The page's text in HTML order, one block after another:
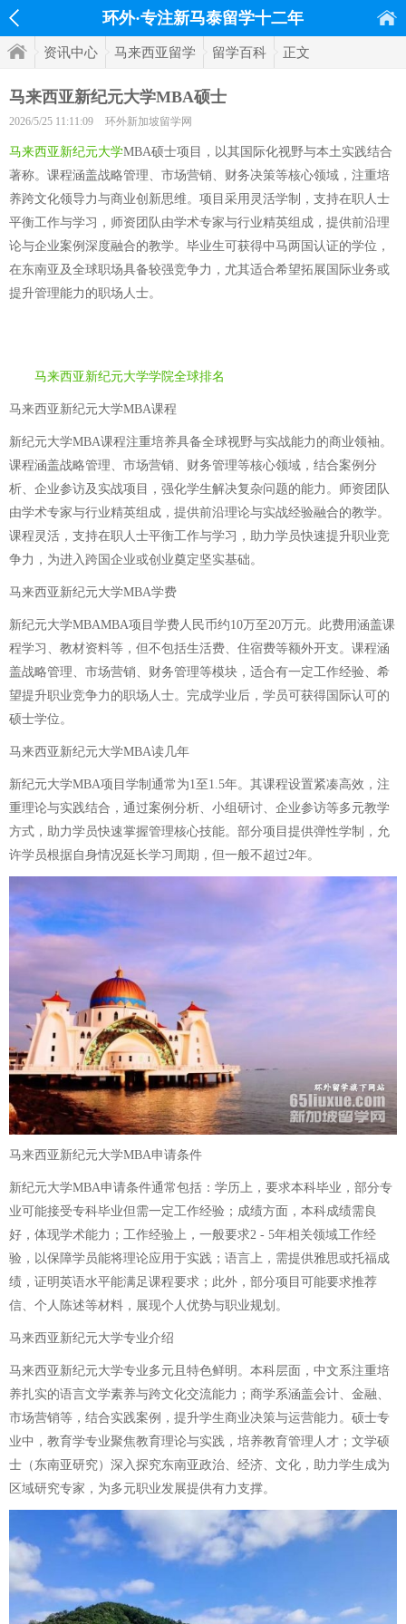
环外·专注新马泰留学十二年
资讯中心 马来西亚留学 留学百科 正文
马来西亚新纪元大学MBA硕士
2026/5/25 11:11:09 环外新加坡留学网
马来西亚新纪元大学MBA硕士项目，以其国际化视野与本土实践结合
著称。课程涵盖战略管理、市场营销、财务决策等核心领域，注重培
养跨文化领导力与商业创新思维。项目采用灵活学制，支持在职人士
平衡工作与学习，师资团队由学术专家与行业精英组成，提供前沿理
论与企业案例深度融合的教学。毕业生可获得中马两国认证的学位，
在东南亚及全球职场具备较强竞争力，尤其适合希望拓展国际业务或
提升管理能力的职场人士。
马来西亚新纪元大学学院全球排名
马来西亚 新纪元大学MBA课程
新纪元大学MBA课程注重培养具备全球视野与实战能力的商业领袖。
课程涵盖战略管理、市场营销、财务管理等核心领域，结合案例分
析、企业参访及实战项目，强化学生解决复杂问题的能力。师资团队
由学术专家与行业精英组成，提供前沿理论与实战经验融合的教学。
课程灵活，支持在职人士平衡工作与学习，助力学员快速提升职业竞
争力，为进入跨国企业或创业奠定坚实基础。
马来西亚 新纪元大学MBA学费
新纪元大学MBAMBA项目学费人民币约10万至20万元。此费用涵盖课
程学习、教材资料等，但不包括生活费、住宿费等额外开支。课程涵
盖战略管理、市场营销、财务管理等模块，适合有一定工作经验、希
望提升职业竞争力的职场人士。完成学业后，学员可获得国际认可的
硕士学位。
马来西亚 新纪元大学MBA读几年
新纪元大学MBA项目学制通常为1至1.5年。其课程设置紧凑高效，注
重理论与实践结合，通过案例分析、小组研讨、企业参访等多元教学
方式，助力学员快速掌握管理核心技能。部分项目提供弹性学制，允
许学员根据自身情况延长学习周期，但一般不超过2年。
马来西亚新纪元大学MBA申请条件
新纪元大学MBA申请条件通常包括：学历上，要求本科毕业，部分专
业可能接受专科毕业但需一定工作经验；成绩方面，本科成绩需良
好，体现学术能力；工作经验上，一般要求2 - 5年相关领域工作经
验，以保障学员能将理论应用于实践；语言上，需提供雅思或托福成
绩，证明英语水平能满足课程要求；此外，部分项目可能要求推荐
信、个人陈述等材料，展现个人优势与职业规划。
马来西亚新纪元大学专业介绍
马来西亚新纪元大学专业多元且特色鲜明。本科层面，中文系注重培
养扎实的语言文学素养与跨文化交流能力；商学系涵盖会计、金融、
市场营销等，结合实践案例，提升学生商业决策与运营能力。硕士专
业中，教育学专业聚焦教育理论与实践，培养教育管理人才；文学硕
士（东南亚研究）深入探究东南亚政治、经济、文化，助力学生成为
区域研究专家，为多元职业发展提供有力支撑。